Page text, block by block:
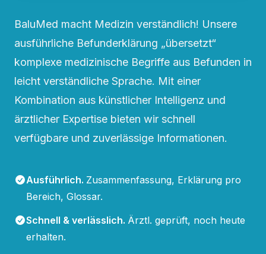
BaluMed macht Medizin verständlich! Unsere
ausführliche Befunderklärung „übersetzt“
komplexe medizinische Begriffe aus Befunden in
leicht verständliche Sprache. Mit einer
Kombination aus künstlicher Intelligenz und
ärztlicher Expertise bieten wir schnell
verfügbare und zuverlässige Informationen.
Ausführlich. Zusammenfassung, Erklärung pro
Bereich, Glossar.
Schnell & verlässlich. Ärztl. geprüft, noch heute
erhalten.